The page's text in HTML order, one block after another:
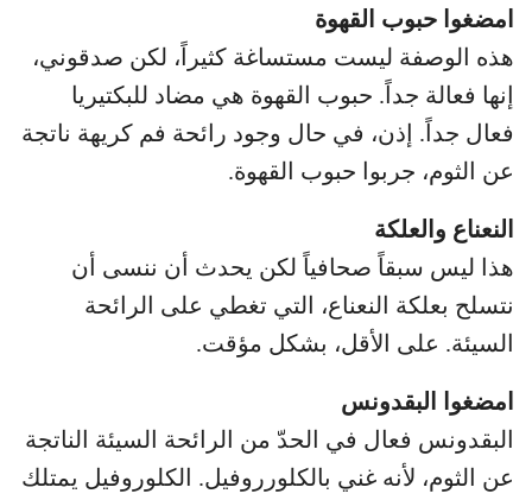
امضغوا حبوب القهوة
هذه الوصفة ليست مستساغة كثيراً، لكن صدقوني،
إنها فعالة جداً. حبوب القهوة هي مضاد للبكتيريا
فعال جداً. إذن، في حال وجود رائحة فم كريهة ناتجة
عن الثوم، جربوا حبوب القهوة.
النعناع والعلكة
هذا ليس سبقاً صحافياً لكن يحدث أن ننسى أن
نتسلح بعلكة النعناع، التي تغطي على الرائحة
السيئة. على الأقل، بشكل مؤقت.
امضغوا البقدونس
البقدونس فعال في الحدّ من الرائحة السيئة الناتجة
عن الثوم، لأنه غني بالكلورروفيل. الكلوروفيل يمتلك